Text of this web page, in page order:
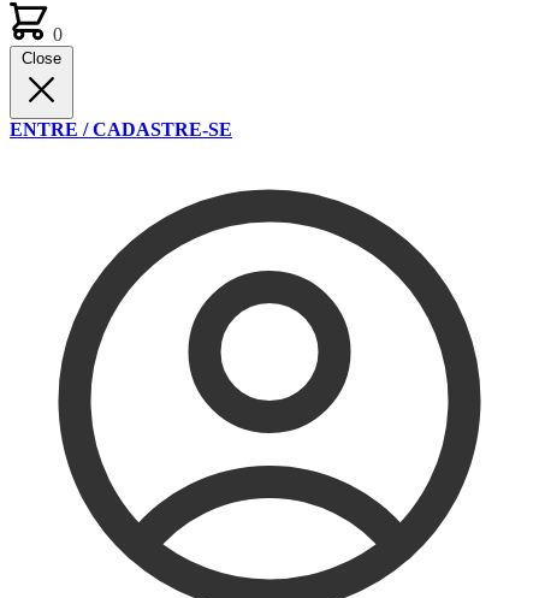
0
Close
ENTRE / CADASTRE-SE